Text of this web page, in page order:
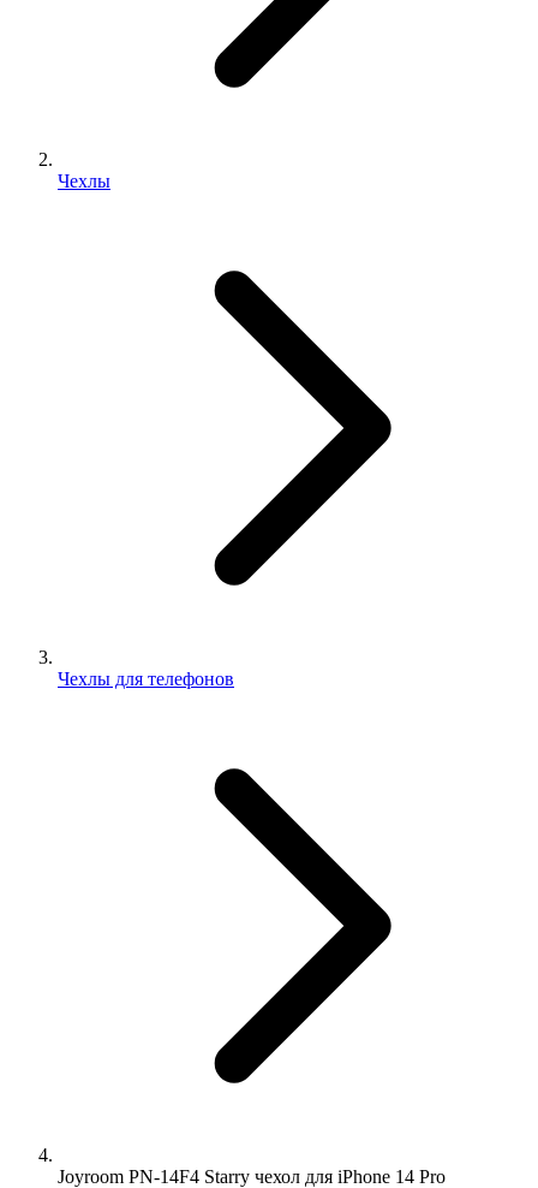
Чехлы
Чехлы для телефонов
Joyroom PN-14F4 Starry чехол для iPhone 14 Pro